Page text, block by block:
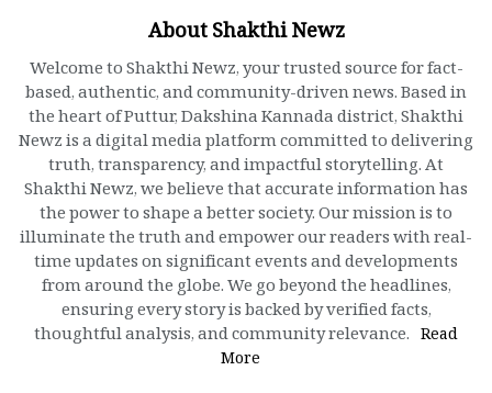
About Shakthi Newz
Welcome to Shakthi Newz, your trusted source for fact-
based, authentic, and community-driven news. Based in
the heart of Puttur, Dakshina Kannada district, Shakthi
Newz is a digital media platform committed to delivering
truth, transparency, and impactful storytelling. At
Shakthi Newz, we believe that accurate information has
the power to shape a better society. Our mission is to
illuminate the truth and empower our readers with real-
time updates on significant events and developments
from around the globe. We go beyond the headlines,
ensuring every story is backed by verified facts,
thoughtful analysis, and community relevance. Read
More